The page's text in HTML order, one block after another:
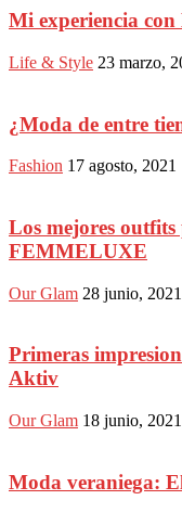
Mi experiencia
Life & Style 23 marzo,
¿Moda de entre
Fashion 17 agosto, 2021
Los mejores
FEMMELUXE
Our Glam 28 junio, 2021
Primeras
Aktiv
Our Glam 18 junio, 2021
Moda veraniega: